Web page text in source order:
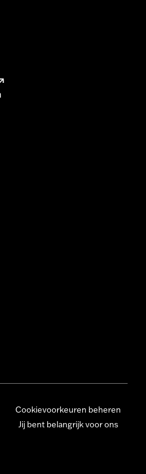
Cookievoorkeuren beheren
Jij bent belangrijk voor ons